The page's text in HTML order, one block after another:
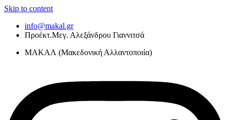
Skip to content
info@makal.gr
Προέκτ.Μεγ. Αλεξάνδρου Γιαννιτσά
ΜΑΚΑΛ (Μακεδονική Αλλαντοποιία)